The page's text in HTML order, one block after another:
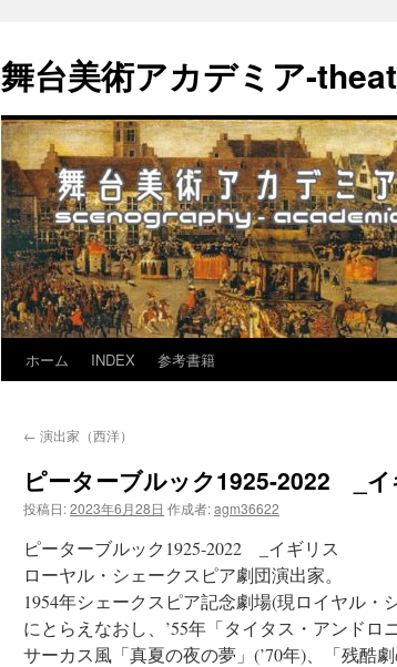
舞台美術アカデミア-
キ
ホーム INDEX 参考書籍
← 演出家（西洋）
ピーターブルック1925-2022 _イ
投稿日:2023年6月28日 作成者:agm36622
ピーターブルック1925-2022 _イギリス
ローヤル・シェークスピア劇団演出家。
1954年シェークスピア記念劇場(現ロイヤル
にとらえなおし、’55年「タイタス・アンドロ
サーカス風「真夏の夜の夢」(’70年)、「残酷